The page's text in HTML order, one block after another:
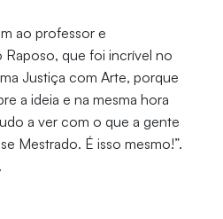
ao professor e
que foi incrível no
Justiça com Arte, porque
a ideia e na mesma hora
a ver com o que a gente
Mestrado. É isso mesmo!”.